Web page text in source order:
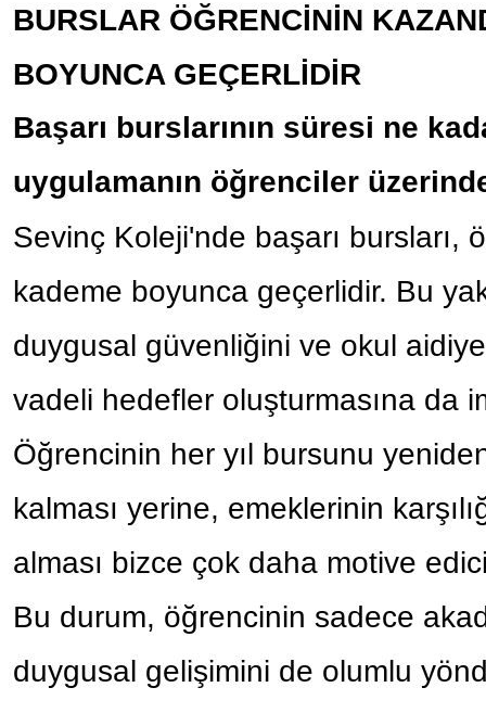
BURSLAR ÖĞRENCİNİN
BOYUNCA GEÇERLİDİR
Başarı burslarının süresi ne
uygulamanın öğrenciler
Sevinç Koleji'nde başarı bursları,
kademe boyunca geçerlidir. Bu
duygusal güvenliğini ve okul
vadeli hedefler oluşturmasına da
Öğrencinin her yıl bursunu
kalması yerine, emeklerinin
alması bizce çok daha motive
Bu durum, öğrencinin sadece
duygusal gelişimini de olumlu